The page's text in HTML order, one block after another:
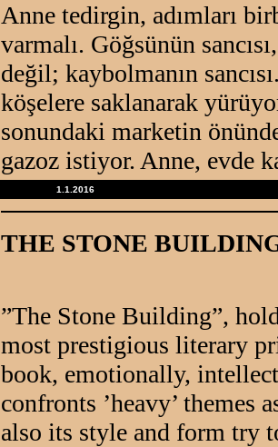
Anne tedirgin, adımları
varmalı. Göğsünün
değil; kaybolmanın
köşelere saklanarak
sonundaki marketin
gazoz istiyor. Anne, evde
1.1.2016
THE STONE
”The Stone Building”,
most prestigious literary
book, emotionally,
confronts ’heavy’ themes
also its style and form try